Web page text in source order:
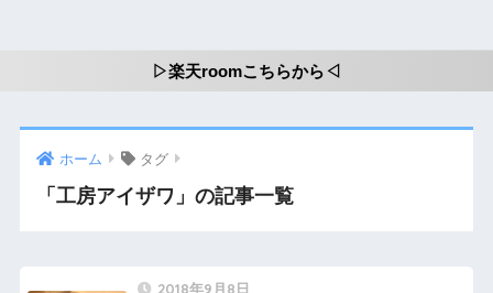
▷楽天roomこちらから◁
ホーム タグ
「工房アイザワ」の記事一覧
2018年9月8日